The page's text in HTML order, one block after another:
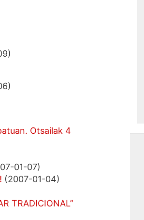
Otsailak 4
01-07)
(2007-01-04)
TRADICIONAL”